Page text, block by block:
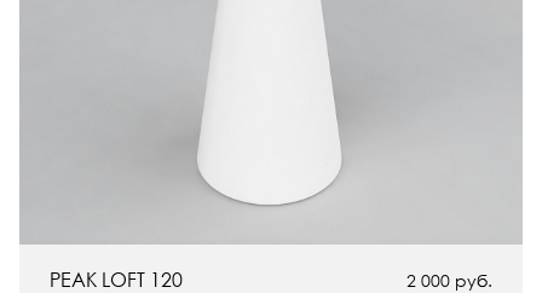
2 000 руб.
PEAK LOFT 120